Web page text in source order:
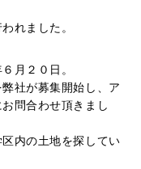
れました。
月２０日。
社が募集開始し、ア
問合わせ頂きまし
内の土地を探してい